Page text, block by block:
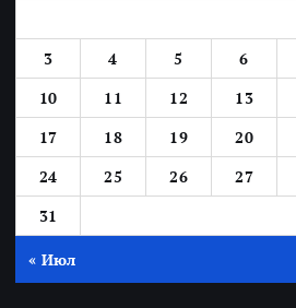
3
4 5 6
10
11 12 13
17
18 19 20
24
25 26 27
31
« Июл